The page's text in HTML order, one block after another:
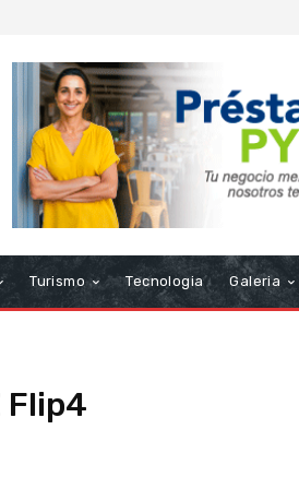
Turismo Tecnologia Galeria
Flip4